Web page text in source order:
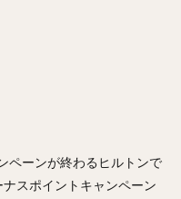
ペーンが終わるヒルトンで
スポイントキャンペーン